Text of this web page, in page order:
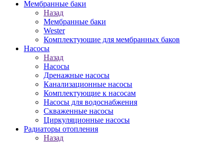
Мембранные баки
Назад
Мембранные баки
Wester
Комплектуюшие для мембранных баков
Насосы
Назад
Насосы
Дренажные насосы
Канализационные насосы
Комплектующие к насосам
Насосы для водоснабжения
Скваженные насосы
Циркуляционные насосы
Радиаторы отопления
Назад